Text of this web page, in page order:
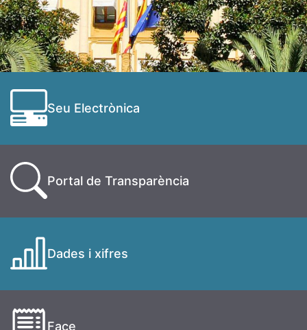
Seu Electrònica
Portal de Transparència
Dades i xifres
Face